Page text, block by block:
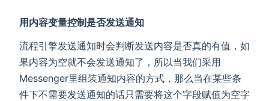
用内容变量控制是否发送通知
流程引擎发送通知时会判断发送内容是否真的有值，如
果内容为空就不会发送通知了，所以当我们采用
Messenger里组装通知内容的方式，那么当在某些条
件下不需要发送通知的话只需要将这个字段赋值为空字